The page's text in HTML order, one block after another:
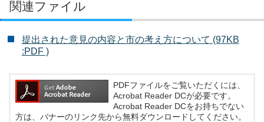
関連ファイル
提出された意見の内容と市の考え方について (97KB
:PDF )
PDFファイルをご覧いただくには、
Acrobat Reader DCが必要です。
Acrobat Reader DCをお持ちでない
方は、バナーのリンク先から無料ダウンロードしてください。